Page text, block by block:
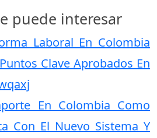
puede interesar
Laboral En Colombia
Clave Aprobados En
En Colombia Como
Con El Nuevo Sistema Y